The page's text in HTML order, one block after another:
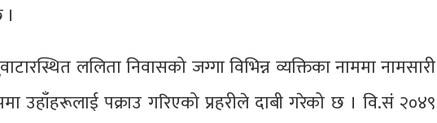
ललिता निवासको जग्गा विभिन्न व्यक्तिका नाममा नामसारी
उहाँहरूलाई पक्राउ गरिएको प्रहरीले दाबी गरेको छ । वि.संं २०४९